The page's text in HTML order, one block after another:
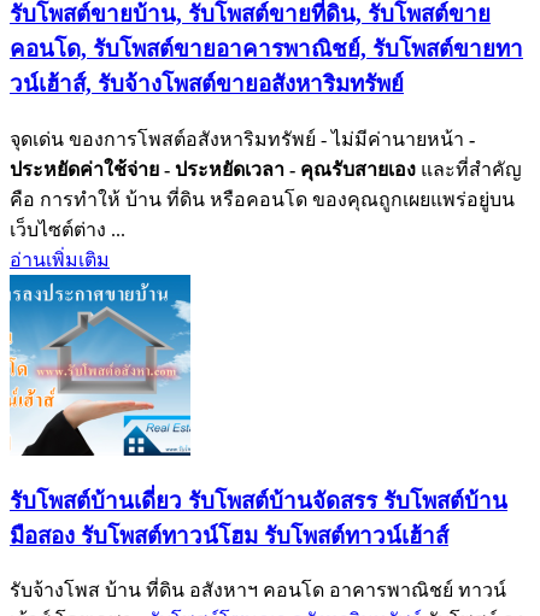
รับโพสต์ขายบ้าน, รับโพสต์ขายที่ดิน, รับโพสต์ขาย
คอนโด, รับโพสต์ขายอาคารพาณิชย์, รับโพสต์ขายทา
วน์เฮ้าส์, รับจ้างโพสต์ขายอสังหาริมทรัพย์
จุดเด่น ของการโพสต์อสังหาริมทรัพย์ - ไม่มีค่านายหน้า -
ประหยัดค่าใช้จ่าย - ประหยัดเวลา - คุณรับสายเอง และที่สำคัญ
คือ การทำให้ บ้าน ที่ดิน หรือคอนโด ของคุณถูกเผยแพร่อยู่บน
เว็บไซต์ต่าง ...
อ่านเพิ่มเติม
รับโพสต์บ้านเดี่ยว รับโพสต์บ้านจัดสรร รับโพสต์บ้าน
มือสอง รับโพสต์ทาวน์โฮม รับโพสต์ทาวน์เฮ้าส์
รับจ้างโพส บ้าน ที่ดิน อสังหาฯ คอนโด อาคารพาณิชย์ ทาวน์